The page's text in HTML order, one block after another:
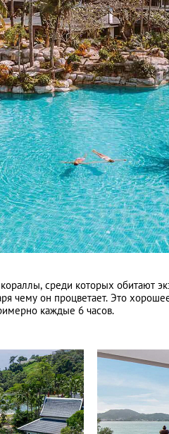
среди которых обитают
чему он процветает. Это
каждые 6 часов.